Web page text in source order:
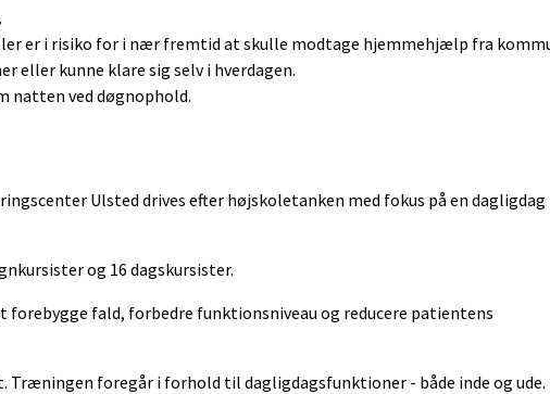
er i risiko for i nær fremtid at skulle modtage hjemmehjælp fra
eller kunne klare sig selv i hverdagen.
natten ved døgnophold.
Ulsted drives efter højskoletanken med fokus på en dagligdag
og 16 dagskursister.
forebygge fald, forbedre funktionsniveau og reducere patientens
foregår i forhold til dagligdagsfunktioner - både inde og ude.